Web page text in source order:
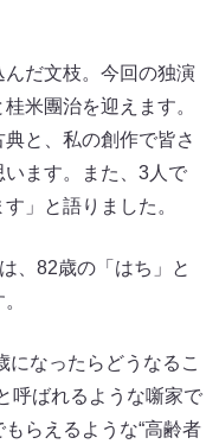
だ文枝。今回の独演
米團治を迎えます。
と、私の創作で皆さ
ます。また、3人で
」と語りました。
、82歳の「はち」と
になったらどうなるこ
呼ばれるような噺家で
らえるような“高齢者